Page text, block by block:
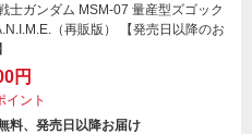
士ガンダム MSM-07 量産型ズゴック
（再販版） 【発売日以降のお
円
イント
料、発売日以降お届け